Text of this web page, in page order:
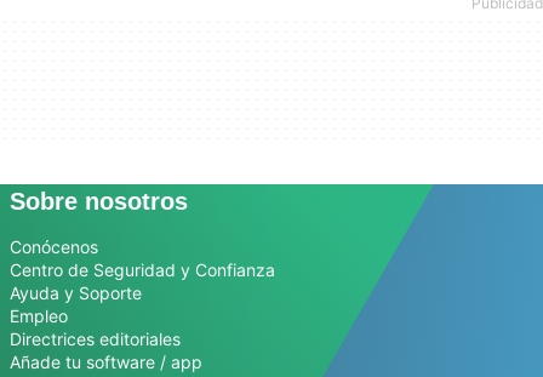
Sobre nosotros
Conócenos
Centro de Seguridad y Confianza
Ayuda y Soporte
Empleo
Directrices editoriales
Añade tu software / app